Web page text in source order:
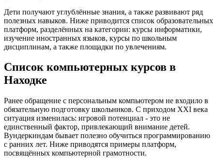
Дети получают углублённые знания, а также развивают ряд
полезных навыков. Ниже приводится список образовательных
платформ, разделённых на категории: курсы информатики,
изучение иностранных языков, курсы по школьным
дисциплинам, а также площадки по увлечениям.
Список компьютерных курсов в
Находке
Ранее обращение с персональным компьютером не входило в
обязательную подготовку школьников. С приходом XXI века
ситуация изменилась: игровой потенциал - это не
единственный фактор, привлекающий внимание детей.
Вундеркиндам бывает полезно обучиться программированию
с ранних лет. Ниже приводятся примеры платформ,
посвящённых компьютерной грамотности.